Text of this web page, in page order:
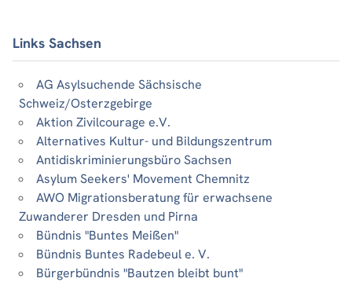
Links Sachsen
AG Asylsuchende Sächsische
Schweiz/Osterzgebirge
Aktion Zivilcourage e.V.
Alternatives Kultur- und Bildungszentrum
Antidiskriminierungsbüro Sachsen
Asylum Seekers' Movement Chemnitz
AWO Migrationsberatung für erwachsene
Zuwanderer Dresden und Pirna
Bündnis "Buntes Meißen"
Bündnis Buntes Radebeul e. V.
Bürgerbündnis "Bautzen bleibt bunt"